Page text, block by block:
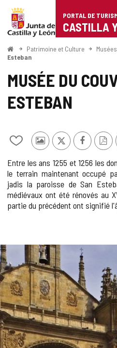
Portal
de
Turismo
de
Castilla
PORTAL DE
CASTILLA
<
Accueil
Patrimoine et Culture Musées
Esteban
MUSÉE DU
ESTEBAN
Ajouter/retirer
contenu
de
cahiers
Photos
touristes
X Facebook
Entre les ans 1255 et 1256 les
le terrain maintenant occupé
jadis la paroisse de San
médiévaux ont été rénovés au
partie du précédent ont signifié
GALERIE
DES
IMAGES